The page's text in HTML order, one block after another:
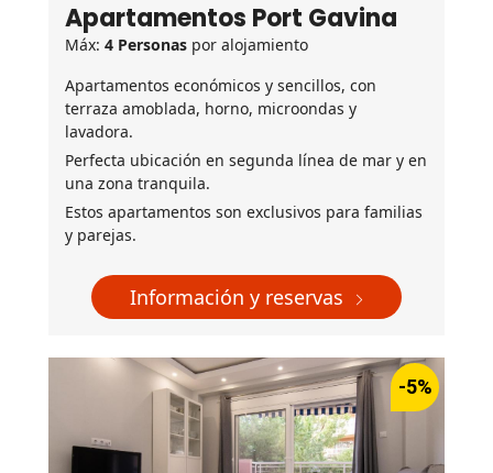
Apartamentos Port Gavina
Máx: 4 Personas por alojamiento
Apartamentos económicos y sencillos, con
terraza amoblada, horno, microondas y
lavadora.
Perfecta ubicación en segunda línea de mar y en
una zona tranquila.
Estos apartamentos son exclusivos para familias
y parejas.
Información y reservas
-5%